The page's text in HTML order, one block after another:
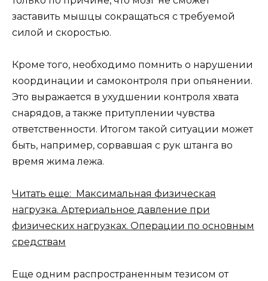
заставить мышцы сокращаться с требуемой
силой и скоростью.
Кроме того, необходимо помнить о нарушении
координации и самоконтроля при опьянении.
Это выражается в ухудшении контроля хвата
снарядов, а также притуплении чувства
ответственности. Итогом такой ситуации может
быть, например, сорвавшая с рук штанга во
время жима лежа.
Читать еще: Максимальная физическая
нагрузка. Артериальное давление при
физических нагрузках. Операции по основным
средствам
Еще одним распространенным тезисом от